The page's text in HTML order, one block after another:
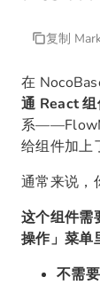
复制
在
通 React
系
给组件加上
通常来说，
这个组件需
操作」菜单
不需要